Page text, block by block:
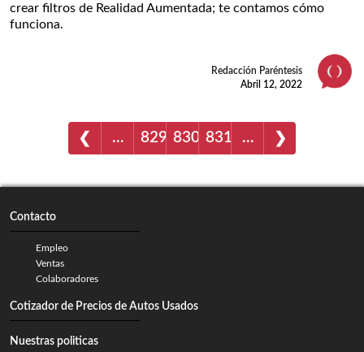
crear filtros de Realidad Aumentada; te contamos cómo
funciona.
Redacción Paréntesis
Abril 12, 2022
❮ … 829 830 831 … ❯
Contacto
Empleo
Ventas
Colaboradores
Cotizador de Precios de Autos Usados
Nuestras politicas